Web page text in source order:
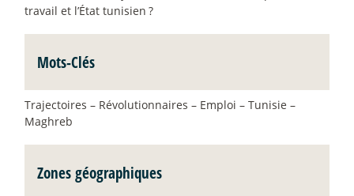
travail et l’État tunisien ?
Mots-Clés
Trajectoires – Révolutionnaires – Emploi – Tunisie –
Maghreb
Zones géographiques